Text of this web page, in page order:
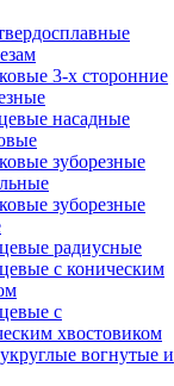
3-х сторонние
насадные
зуборезные
зуборезные
радиусные
с коническим
с
хвостовиком
вогнутые и